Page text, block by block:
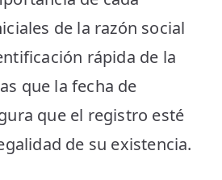
de la razón social
rápida de la
que la fecha de
que el registro esté
de su existencia.